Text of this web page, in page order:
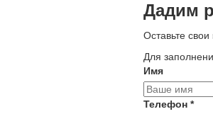
Дадим
Оставьте
Для
Имя
Телефон *